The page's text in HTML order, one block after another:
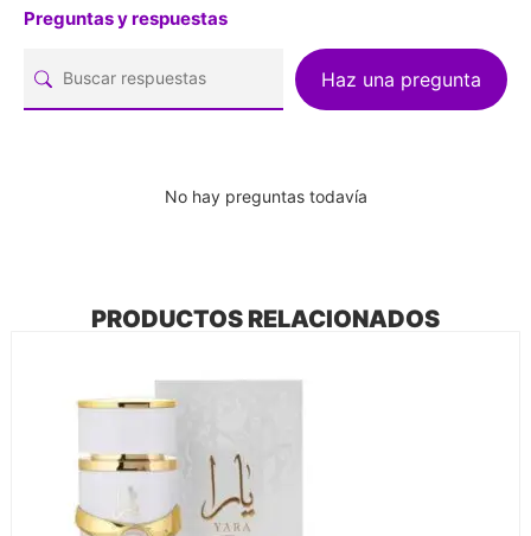
Preguntas y respuestas
Haz una pregunta
No hay preguntas todavía
PRODUCTOS RELACIONADOS